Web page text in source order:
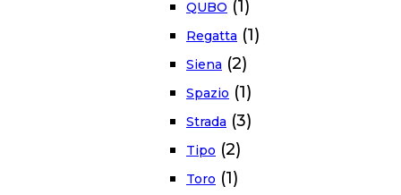
QUBO (1)
Regatta (1)
Siena (2)
Spazio (1)
Strada (3)
Tipo (2)
Toro (1)